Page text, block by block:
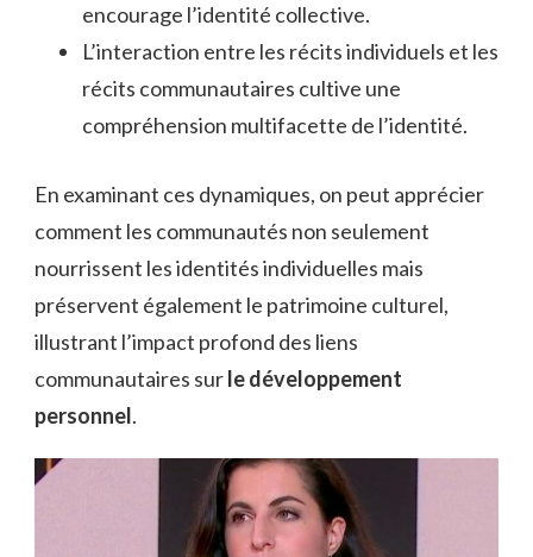
encourage l’identité collective.
L’interaction entre les récits individuels et les
récits communautaires cultive une
compréhension multifacette de l’identité.
En examinant ces dynamiques, on peut apprécier
comment les communautés non seulement
nourrissent les identités individuelles mais
préservent également le patrimoine culturel,
illustrant l’impact profond des liens
communautaires surle développement
personnel.